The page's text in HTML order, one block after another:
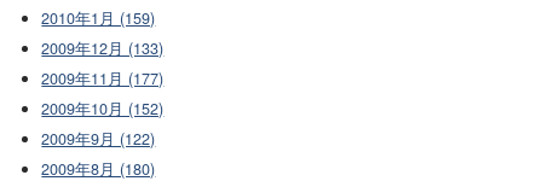
2010年1月 (159)
2009年12月 (133)
2009年11月 (177)
2009年10月 (152)
2009年9月 (122)
2009年8月 (180)